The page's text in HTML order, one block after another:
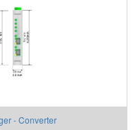
- Converter